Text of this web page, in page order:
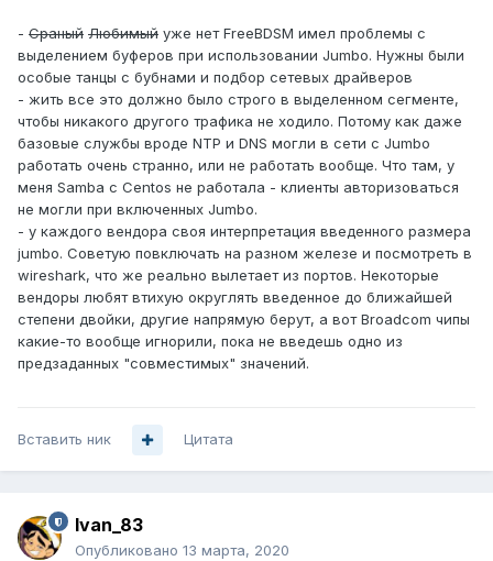
- Сраный Любимый уже нет FreeBDSM имел проблемы с
выделением буферов при использовании Jumbo. Нужны были
особые танцы с бубнами и подбор сетевых драйверов
- жить все это должно было строго в выделенном сегменте,
чтобы никакого другого трафика не ходило. Потому как даже
базовые службы вроде NTP и DNS могли в сети с Jumbo
работать очень странно, или не работать вообще. Что там, у
меня Samba с Centos не работала - клиенты авторизоваться
не могли при включенных Jumbo.
- у каждого вендора своя интерпретация введенного размера
jumbo. Советую повключать на разном железе и посмотреть в
wireshark, что же реально вылетает из портов. Некоторые
вендоры любят втихую округлять введенное до ближайшей
степени двойки, другие напрямую берут, а вот Broadcom чипы
какие-то вообще игнорили, пока не введешь одно из
предзаданных "совместимых" значений.
Вставить ник Цитата
Ivan_83
Опубликовано 13 марта, 2020